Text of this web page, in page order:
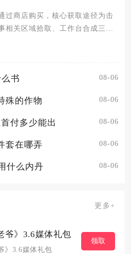
过商店购买，核心获取途径为击
相关区域拾取、工作台合成三
管理稳定补给。火箭筒全称BND-
，弹药属于稀缺战略资源，无法在
书 08-06
殊的作物 08-06
付多少能出 08-06
套在哪弄 08-06
什么内丹 08-06
更多+
爷》3.6媒体礼包
》3.6媒体礼包
领取